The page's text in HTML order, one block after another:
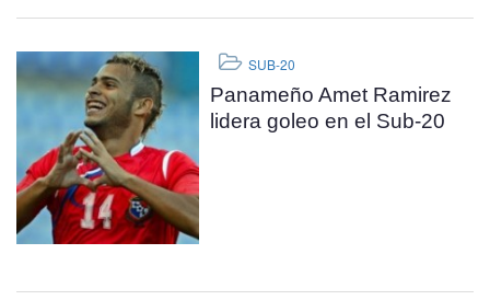
SUB-20
Panameño Amet Ramirez
lidera goleo en el Sub-20